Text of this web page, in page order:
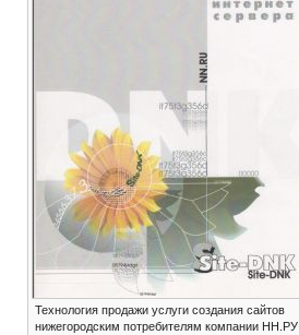
Технология продажи услуги создания сайтов
нижегородским потребителям компании НН.РУ